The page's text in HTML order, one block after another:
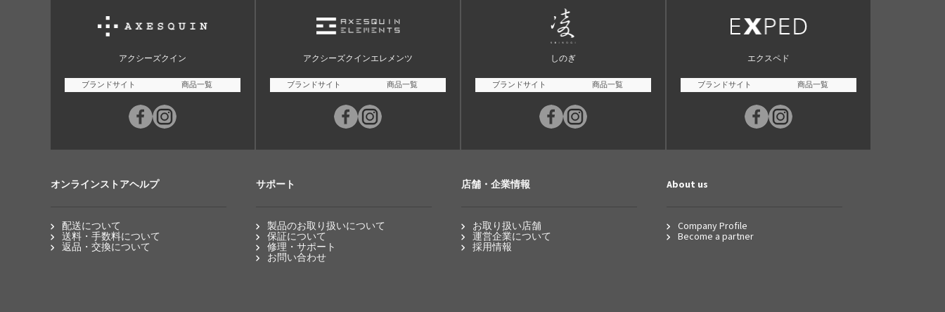
アクシーズクイン
ブランドサイト 商品一覧
アクシーズクインエレメンツ
ブランドサイト 商品一覧
しのぎ
ブランドサイト 商品一覧
エクスペド
ブランドサイト 商品一覧
オンラインストアヘルプ
配送について
送料・手数料について
返品・交換について
サポート
製品のお取り扱いについて
保証について
修理・サポート
お問い合わせ
店舗・企業情報
お取り扱い店舗
運営企業について
採用情報
About us
Company Profile
Become a partner